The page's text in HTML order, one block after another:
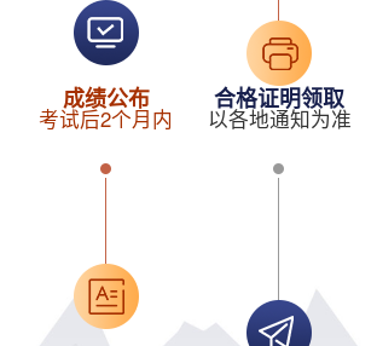
成绩公布
考试后2个月内
合格证明领取
以各地通知为准